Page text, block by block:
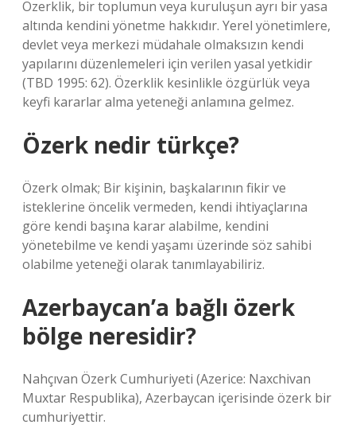
Özerklik, bir toplumun veya kuruluşun ayrı bir yasa
altında kendini yönetme hakkıdır. Yerel yönetimlere,
devlet veya merkezi müdahale olmaksızın kendi
yapılarını düzenlemeleri için verilen yasal yetkidir
(TBD 1995: 62). Özerklik kesinlikle özgürlük veya
keyfi kararlar alma yeteneği anlamına gelmez.
Özerk nedir türkçe?
Özerk olmak; Bir kişinin, başkalarının fikir ve
isteklerine öncelik vermeden, kendi ihtiyaçlarına
göre kendi başına karar alabilme, kendini
yönetebilme ve kendi yaşamı üzerinde söz sahibi
olabilme yeteneği olarak tanımlayabiliriz.
Azerbaycan’a bağlı özerk
bölge neresidir?
Nahçıvan Özerk Cumhuriyeti (Azerice: Naxchivan
Muxtar Respublika), Azerbaycan içerisinde özerk bir
cumhuriyettir.